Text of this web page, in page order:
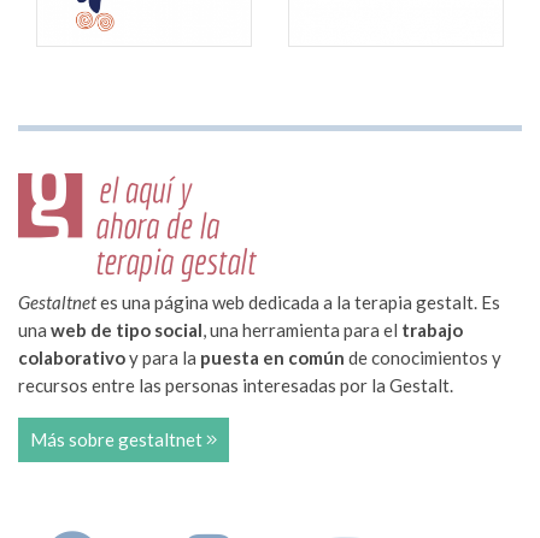
Gestaltnetes una página web dedicada a la terapia gestalt. Es
una web de tipo social, una herramienta para el trabajo
colaborativoy para la puesta en común de conocimientos y
recursos entre las personas interesadas por la Gestalt.
Más sobre gestaltnet